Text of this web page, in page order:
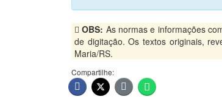
OBS: As normas e informações
de digitação. Os textos originais,
Maria/RS.
Compartilhe: